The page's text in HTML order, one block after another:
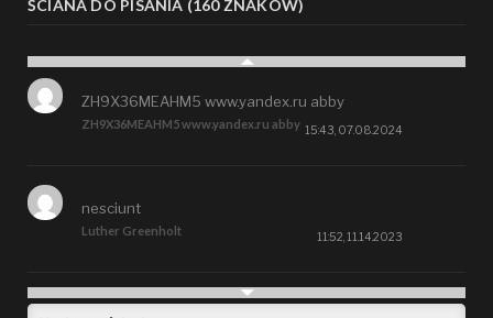
ŚCIANA DO PISANIA (160 ZNAKÓW)
ZH9X36MEAHM5 www.yandex.ru abby
ZH9X36MEAHM5 www.yandex.ru abby
15:43, 07.08.2024
Luther Greenholt
nesciunt
11:52, 11.14.2023